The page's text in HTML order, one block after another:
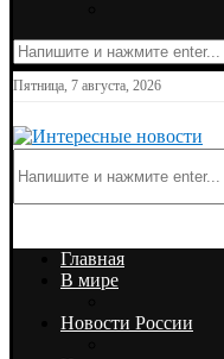
Пятница, 7 августа, 2026
Главная
В мире
Новости России